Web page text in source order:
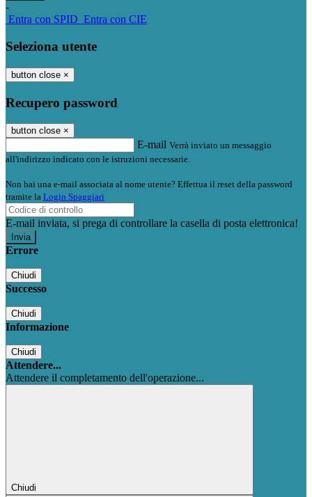
-
Entra con SPID Entra con CIE
Seleziona utente
button close ×
Recupero password
button close ×
E-mail Verrà inviato un messaggio
all'indirizzo indicato con le istruzioni necessarie.
Non hai una e-mail associata al nome utente? Effettua il reset della password
tramite la Login Spaggiari
E-mail inviata, si prega di controllare la casella di posta elettronica!
Errore
Chiudi
Successo
Chiudi
Informazione
Chiudi
Attendere...
Attendere il completamento dell'operazione...
Chiudi